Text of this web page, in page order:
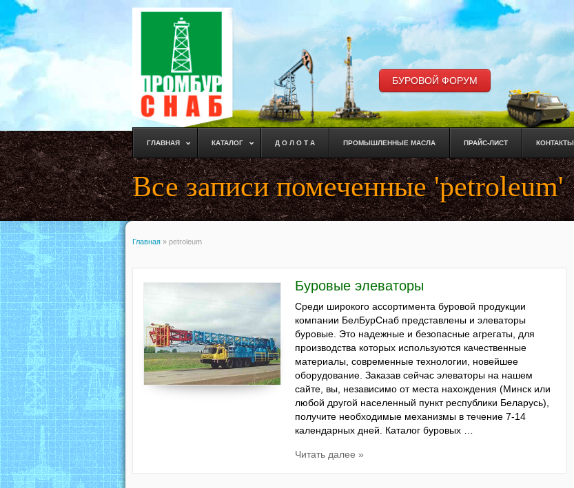
БУРОВОЙ ФОРУМ
ГЛАВНАЯ КАТАЛОГ Д О Л О Т А ПРОМЫШЛЕННЫЕ МАСЛА ПРАЙС-ЛИСТ КОНТАКТЫ
Все записи помеченные 'petroleum'
Главная » petroleum
Буровые элеваторы
Среди широкого ассортимента буровой продукции
компании БелБурСнаб представлены и элеваторы
буровые. Это надежные и безопасные агрегаты, для
производства которых используются качественные
материалы, современные технологии, новейшее
оборудование. Заказав сейчас элеваторы на нашем
сайте, вы, независимо от места нахождения (Минск или
любой другой населенный пункт республики Беларусь),
получите необходимые механизмы в течение 7-14
календарных дней. Каталог буровых …
Читать далее »